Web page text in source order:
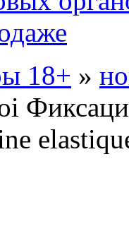
18+ »